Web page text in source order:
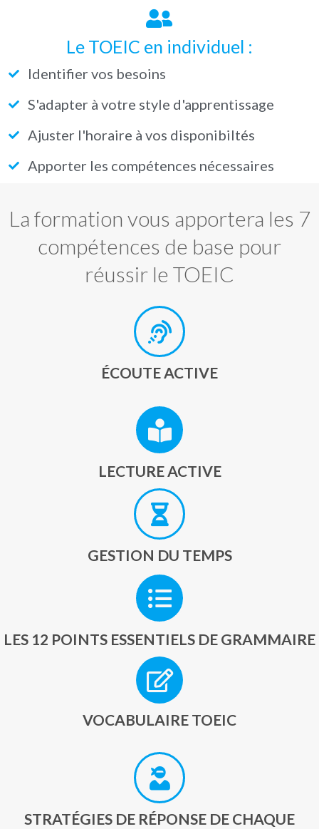
Le TOEIC en individuel :
Identifier vos besoins
S'adapter à votre style d'apprentissage
Ajuster l'horaire à vos disponibiltés
Apporter les compétences nécessaires
La formation vous apportera les 7
compétences de base pour
réussir le TOEIC
ÉCOUTE ACTIVE
LECTURE ACTIVE
GESTION DU TEMPS
LES 12 POINTS ESSENTIELS DE GRAMMAIRE
VOCABULAIRE TOEIC
STRATÉGIES DE RÉPONSE DE CHAQUE